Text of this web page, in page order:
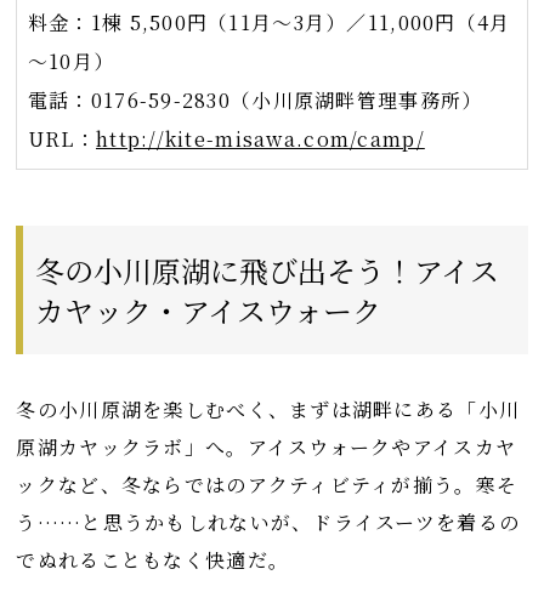
料金：1棟 5,500円（11月～3月）／11,000円（4月
～10月）
電話：0176-59-2830（小川原湖畔管理事務所）
URL： http://kite-misawa.com/camp/
冬の小川原湖に飛び出そう！アイス
カヤック・アイスウォーク
冬の小川原湖を楽しむべく、まずは湖畔にある「小川
原湖カヤックラボ」へ。アイスウォークやアイスカヤ
ックなど、冬ならではのアクティビティが揃う。寒そ
う……と思うかもしれないが、ドライスーツを着るの
でぬれることもなく快適だ。